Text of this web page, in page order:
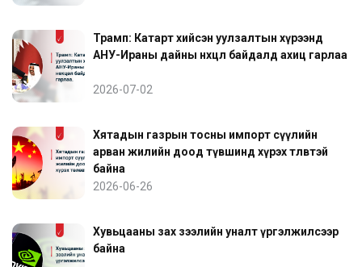
Трамп: Катарт хийсэн уулзалтын хүрээнд
АНУ-Ираны дайны нөхцөл байдалд ахиц гарлаа
2026-07-02
Хятадын газрын тосны импорт сүүлийн
арван жилийн доод түвшинд хүрэх төлөвтэй
байна
2026-06-26
Хувьцааны зах зээлийн уналт үргэлжилсээр
байна